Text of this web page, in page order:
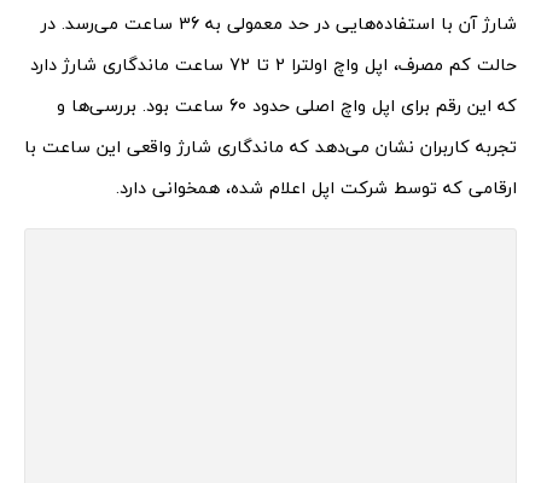
شارژ آن با استفاده‌هایی در حد معمولی به 36 ساعت می‌رسد. در
حالت کم مصرف، اپل واچ اولترا 2 تا 72 ساعت ماندگاری شارژ دارد
که این رقم برای اپل واچ اصلی حدود 60 ساعت بود. بررسی‌ها و
تجربه کاربران نشان می‌دهد که ماندگاری شارژ واقعی این ساعت با
ارقامی که توسط شرکت اپل اعلام شده، همخوانی دارد.